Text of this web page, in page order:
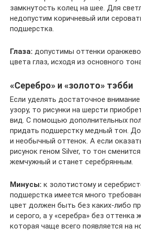
замкнутость колец на шее. Для
недопустим коричневый или
подшерстка.
Глаза: допустимы оттенки
цвета глаз, исходя из основного
«Серебро» и «золото» тэбби
Если уделять достаточное
узору, то рисунки на шерсти
вид. С помощью дополнительных
придать подшерстку медный тон.
и необычный оттенок. А если
рисунок геном Silver, то тон
жемчужный и станет серебрянным.
Минусы: к золотистому и
подшерстка имеется много
цвет должен быть без каких-либо
и серого, а у «серебра» без оттенка
которая чаще всего появляется на